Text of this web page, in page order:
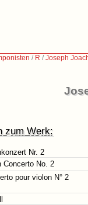
/ R /Joseph
zum Werk:
Nr. 2
Concerto No. 2
pour violon N° 2